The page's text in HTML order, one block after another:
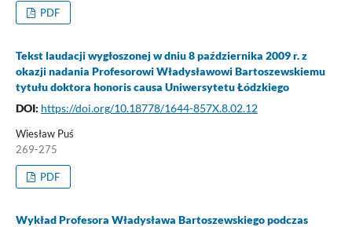
PDF
Tekst laudacji wygłoszonej w dniu 8 października 2009 r. z
okazji nadania Profesorowi Władysławowi Bartoszewskiemu
tytułu doktora honoris causa Uniwersytetu Łódzkiego
DOI: https://doi.org/10.18778/1644-857X.8.02.12
Wiesław Puś
269-275
PDF
Wykład Profesora Władysława Bartoszewskiego podczas